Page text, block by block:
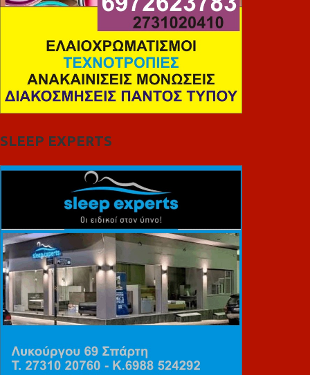
SLEEP EXPERTS